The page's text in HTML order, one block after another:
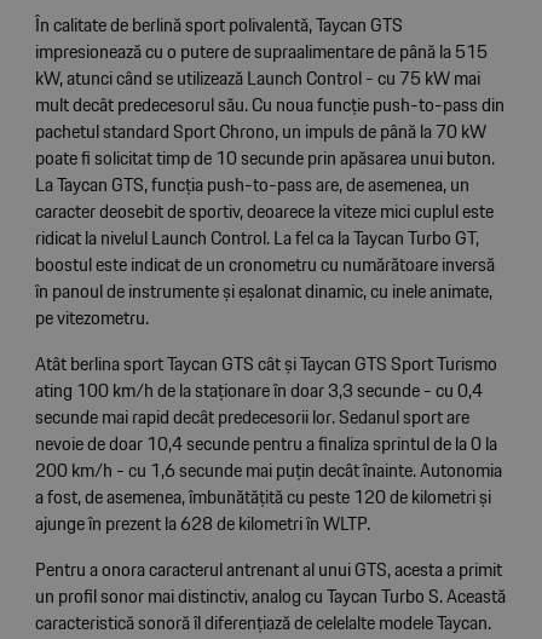
În calitate de berlină sport polivalentă, Taycan GTS
impresionează cu o putere de supraalimentare de până la 515
kW, atunci când se utilizează Launch Control - cu 75 kW mai
mult decât predecesorul său. Cu noua funcție push-to-pass din
pachetul standard Sport Chrono, un impuls de până la 70 kW
poate fi solicitat timp de 10 secunde prin apăsarea unui buton.
La Taycan GTS, funcția push-to-pass are, de asemenea, un
caracter deosebit de sportiv, deoarece la viteze mici cuplul este
ridicat la nivelul Launch Control. La fel ca la Taycan Turbo GT,
boostul este indicat de un cronometru cu numărătoare inversă
în panoul de instrumente și eșalonat dinamic, cu inele animate,
pe vitezometru.
Atât berlina sport Taycan GTS cât și Taycan GTS Sport Turismo
ating 100 km/h de la staționare în doar 3,3 secunde - cu 0,4
secunde mai rapid decât predecesorii lor. Sedanul sport are
nevoie de doar 10,4 secunde pentru a finaliza sprintul de la 0 la
200 km/h - cu 1,6 secunde mai puțin decât înainte. Autonomia
a fost, de asemenea, îmbunătățită cu peste 120 de kilometri și
ajunge în prezent la 628 de kilometri în WLTP.
Pentru a onora caracterul antrenant al unui GTS, acesta a primit
un profil sonor mai distinctiv, analog cu Taycan Turbo S. Această
caracteristică sonoră îl diferențiază de celelalte modele Taycan.